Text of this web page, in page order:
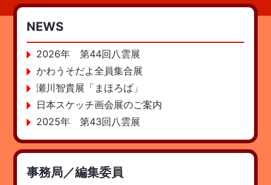
NEWS
2026年 第44回八雲展
かわうそだよ全員集合展
瀬川智貴展「まほろば」
日本スケッチ画会展のご案内
2025年 第43回八雲展
事務局／編集委員